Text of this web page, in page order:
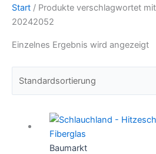
Start / Produkte verschlagwortet
20242052
Einzelnes Ergebnis wird angezeigt
Baumarkt